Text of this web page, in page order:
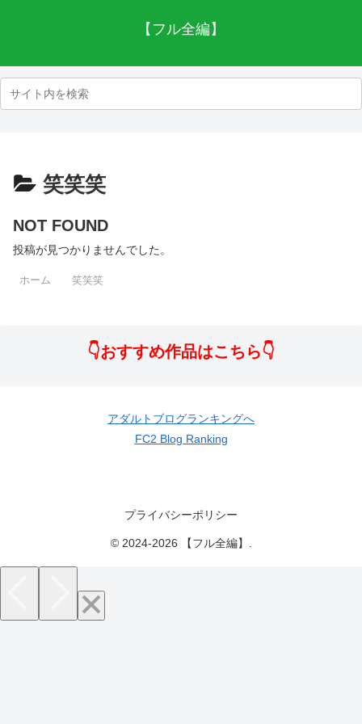
【フル全編】
笑笑笑
NOT FOUND
投稿が見つかりませんでした。
ホーム 笑笑笑
👇おすすめ作品はこちら👇
アダルトブログランキングへ
FC2 Blog Ranking
プライバシーポリシー
© 2024-2026 【フル全編】.